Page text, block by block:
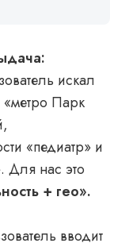
искал
Парк
«педиатр» и
Для нас это
+ гео».
вводит